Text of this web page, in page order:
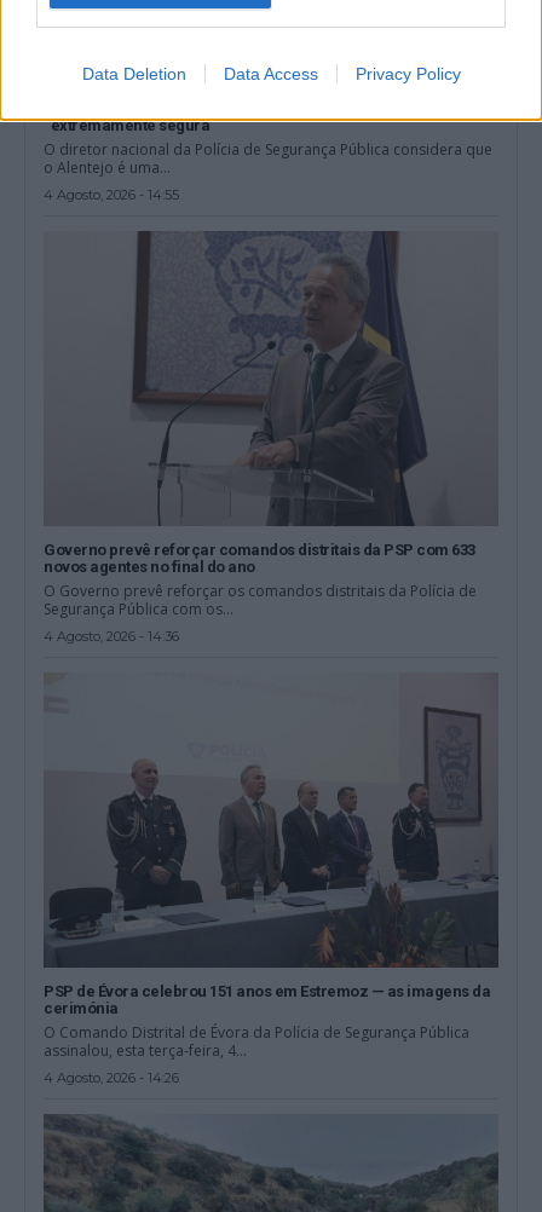
Data Deletion Data Access Privacy Policy
“extremamente segura”
O diretor nacional da Polícia de Segurança Pública considera que
o Alentejo é uma...
4 Agosto, 2026 - 14:55
Governo prevê reforçar comandos distritais da PSP com 633
novos agentes no final do ano
O Governo prevê reforçar os comandos distritais da Polícia de
Segurança Pública com os...
4 Agosto, 2026 - 14:36
PSP de Évora celebrou 151 anos em Estremoz — as imagens da
cerimónia
O Comando Distrital de Évora da Polícia de Segurança Pública
assinalou, esta terça-feira, 4...
4 Agosto, 2026 - 14:26